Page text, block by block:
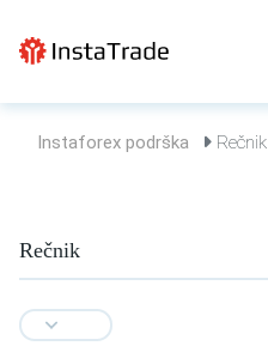
Instaforex podrška Rečnik
Rečnik